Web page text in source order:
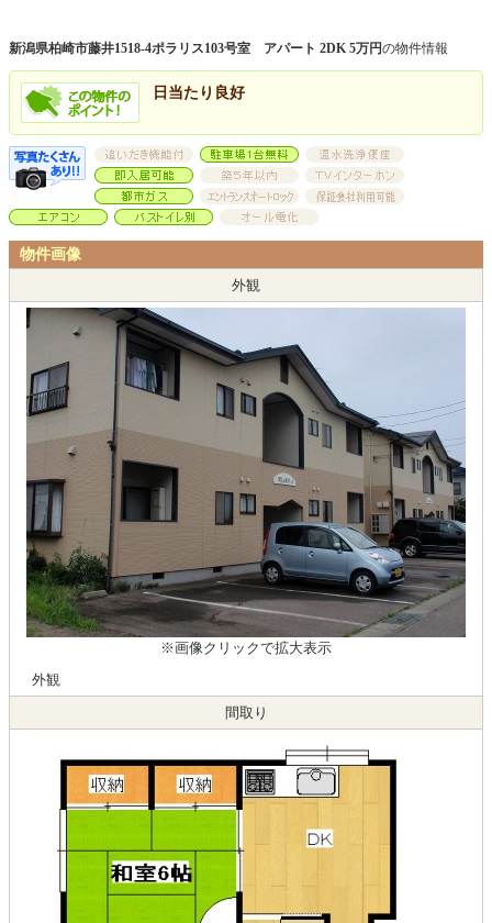
新潟県柏崎市藤井1518-4ポラリス103号室 アパート 2DK 5万円の物件情報
日当たり良好
物件画像
外観
間取り
※画像クリックで拡大表示
外観